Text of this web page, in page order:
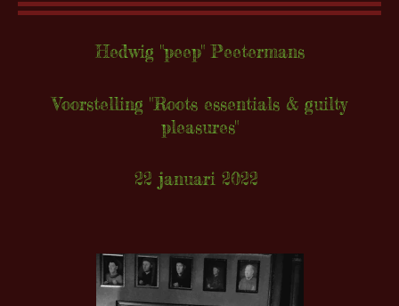
Hedwig "peep" Peetermans
Voorstelling "Roots essentials & guilty
pleasures"
22 januari 2022